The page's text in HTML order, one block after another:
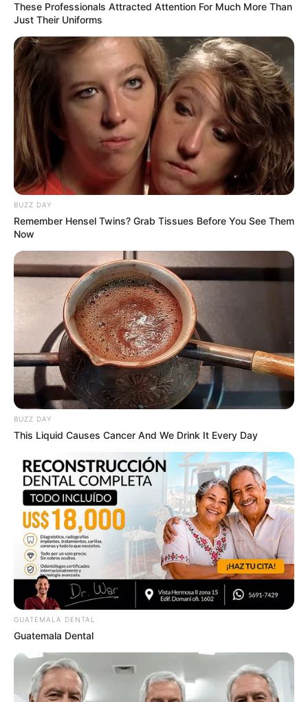
คนเกิดวันเสาร์ไม่ควรใช้กระเปาสีเขียว หรือสีน้ำตาล ส่วนสี
ที่ดีเป็นมงคล คือสีฟ้า หรือ สีม่วงจะทำให้ค้าขายดี เงิน
ทองไหลมาเทมา
2. การเรียงเงินแบงค์ในกระเป๋าสตางค์ เสริมมงคลด้วย
แบงค์สีแดง สีม่วง และสีเทา อย่างละ 1 ใบด้วยความเป็น
ระเบียบ และอย่าหยิบมาใช้เด็ดขาด ควรเก็บไว้ตลอดเวลา
จะส่งผลให้พลังการเงินดีขึ้นเรื่อยๆ
3. เลือกเหรียญฮวงจุ้ยใส่ในกระเป๋า 8 เหรียญ หากเป็นไป
ได้ให้หาเหรียญฮ่องกง หรือเหรียญสิงคโปร์มาใส่ไว้ใน
กระเป๋า จะเป็นการเสริมโชค เสริมดวง เรื่องการเงินให้มีแต่
เรื่องดีๆ
ติดตามดวงอื่นๆได้ที่
กระเป๋าสตางค์ ดวงการเงิน ดูดวง เสริมมงคล
ABOUT THE AUTHOR
เจ้าหมอดู
These Professionals Attracted Attention For Much More Than
Just Their Uniforms
BUZZ DAY
Remember Hensel Twins? Grab Tissues Before You See Them
Now
BUZZ DAY
This Liquid Causes Cancer And We Drink It Every Day
GUATEMALA DENTAL
Guatemala Dental